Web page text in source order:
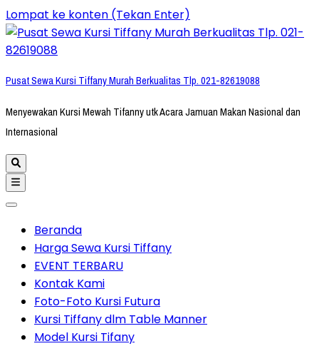
Lompat ke konten (Tekan Enter)
Pusat Sewa Kursi Tiffany Murah Berkualitas Tlp. 021-82619088
Menyewakan Kursi Mewah Tifanny utk Acara Jamuan Makan Nasional dan
Internasional
Beranda
Harga Sewa Kursi Tiffany
EVENT TERBARU
Kontak Kami
Foto-Foto Kursi Futura
Kursi Tiffany dlm Table Manner
Model Kursi Tifany